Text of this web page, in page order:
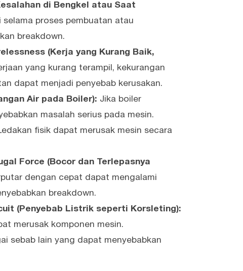
di Bengkel atau Saat
selama proses pembuatan atau
breakdown.
(Kerja yang Kurang Baik,
yang kurang terampil, kekurangan
dapat menjadi penyebab kerusakan.
Air pada Boiler): Jika boiler
masalah serius pada mesin.
fisik dapat merusak mesin secara
Force (Bocor dan Terlepasnya
dengan cepat dapat mengalami
breakdown.
(Penyebab Listrik seperti Korsleting):
merusak komponen mesin.
sebab lain yang dapat menyebabkan